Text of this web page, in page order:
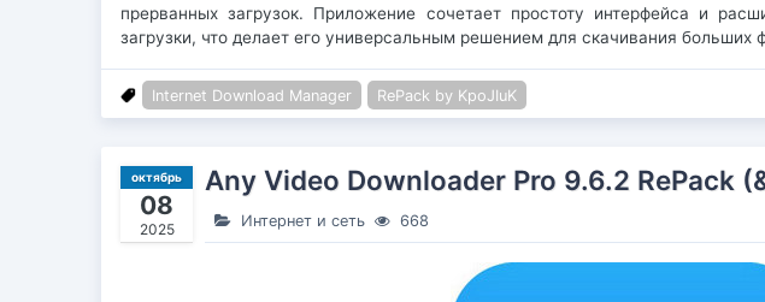
прерванных загрузок. Приложение сочетает простоту интерфейса и
загрузки, что делает его универсальным решением для скачивания больших
Internet Download Manager RePack by KpoJIuK
октябрь
08
2025
Any Video Downloader Pro 9.6.2 RePack
Интернет и сеть 668